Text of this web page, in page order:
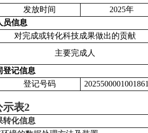
发放时间 2025年
员信息
对完成或转化科技成果做出的贡献
主要完成人
登记信息
登记号码 2025500001001861
示表2
转化信息